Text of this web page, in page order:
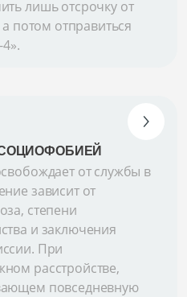
лишь отсрочку от
потом отправиться
от службы в
зависит от
степени
и заключения
При
расстройстве,
повседневную